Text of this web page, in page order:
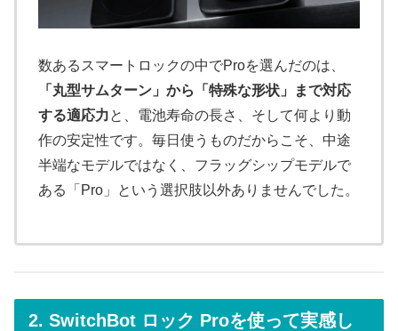
数あるスマートロックの中でProを選んだのは、
「丸型サムターン」から「特殊な形状」まで対応
する適応力と、電池寿命の長さ、そして何より動
作の安定性です。毎日使うものだからこそ、中途
半端なモデルではなく、フラッグシップモデルで
ある「Pro」という選択肢以外ありませんでした。
2. SwitchBot ロック Proを使って実感し